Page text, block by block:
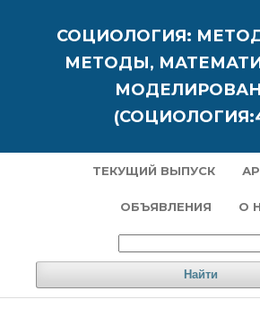
СОЦИОЛОГИЯ:
МЕТОДЫ,
ТЕКУЩИЙ ВЫПУСК
ОБЪЯВЛЕНИЯ О
Найти